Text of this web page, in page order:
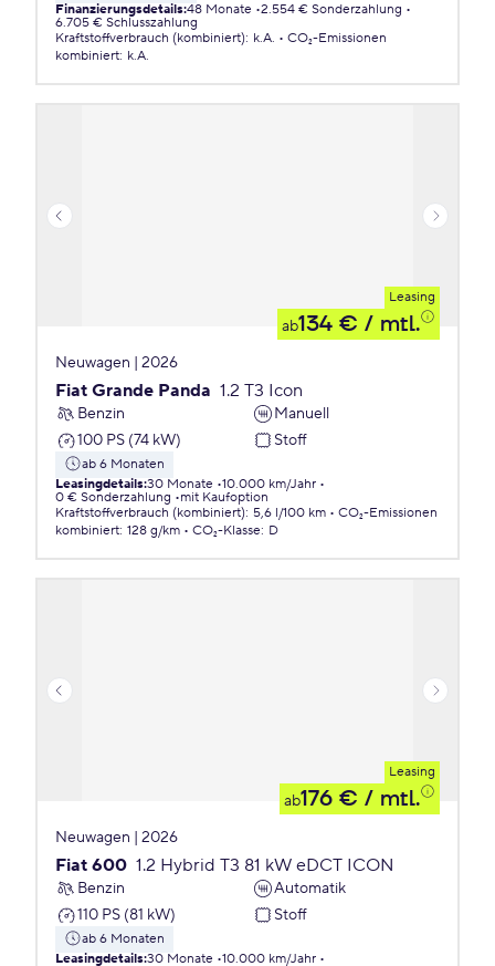
Finanzierungsdetails:48 Monate 2.554 € Sonderzahlung
6.705 € Schlusszahlung
Kraftstoffverbrauch (kombiniert): k.A.
CO₂-Emissionen
kombiniert: k.A.
Leasing
ab134 € / mtl.
Neuwagen | 2026
Fiat Grande Panda 1.2 T3 Icon
Benzin
Manuell
100 PS (74 kW)
Stoff
ab 6 Monaten
Leasingdetails:30 Monate 10.000 km/Jahr
0 € Sonderzahlung
mit Kaufoption
Kraftstoffverbrauch (kombiniert): 5,6 l/100 km
CO₂-Emissionen
kombiniert: 128 g/km CO₂-Klasse: D
Leasing
ab176 € / mtl.
Neuwagen | 2026
Fiat 600 1.2 Hybrid T3 81 kW eDCT ICON
Benzin
Automatik
110 PS (81 kW)
Stoff
ab 6 Monaten
Leasingdetails:30 Monate 10.000 km/Jahr